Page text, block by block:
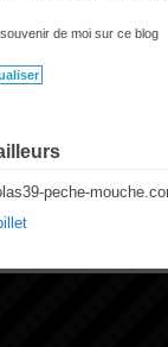
de moi sur ce blog
peche-